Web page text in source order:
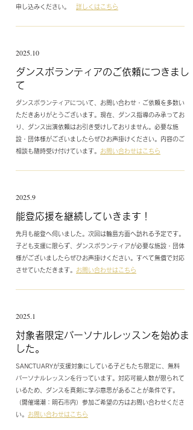
申し込みください。 詳しくはこちら
2025.10
​ダンスボランティアのご依頼につきまし
て
ダンスボランティアについて、お問い合わせ・ご依頼を多数い
ただきありがとうございます。現在、ダンス指導のみ承ってお
り、ダンス出演依頼はお引き受けしておりません。必要な施
設・団体様がございましたらぜひお声掛けください。内容のご
相談も随時受け付けています。 お問い合わせはこちら
2025.9
​能登応援を継続していきます！
先月も能登へ伺いました。次回は輪島方面へ訪れる予定です。
子ども支援に限らず、ダンスボランティアが必要な施設・団体
様がございましたらぜひお声掛けください。 すべて無償で対応
させていただきます。 お問い合わせはこちら
2025.1
​対象者限定パーソナルレッスンを始めま
した。
SANCTUARYが支援対象にしている子どもたち限定に、無料
パーソナルレッスンを行っています。対応可能人数が限られて
いるため、ダンスを真剣に学ぶ意思があることが条件です。
（開催場潮：明石市内）参加 ご希望の方はお問い合わせくださ
い。 お問い合わせはこちら